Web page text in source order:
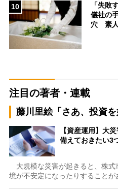
10
「失敗
儀社の
穴 素
注目の著者・連載
藤川里絵「さあ、投資を
【資産運用】大
備えておきたい3
大規模な災害が起きると、株式
境が不安定になったりすること